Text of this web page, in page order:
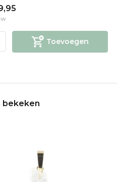
Toevoegen
bekeken